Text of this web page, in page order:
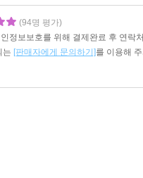
(94명 평가)
정보보호를 위해 결제완료 후 연락
는 [판매자에게 문의하기]를 이용해